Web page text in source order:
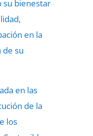
su bienestar
en la
de su
en las
de la
los